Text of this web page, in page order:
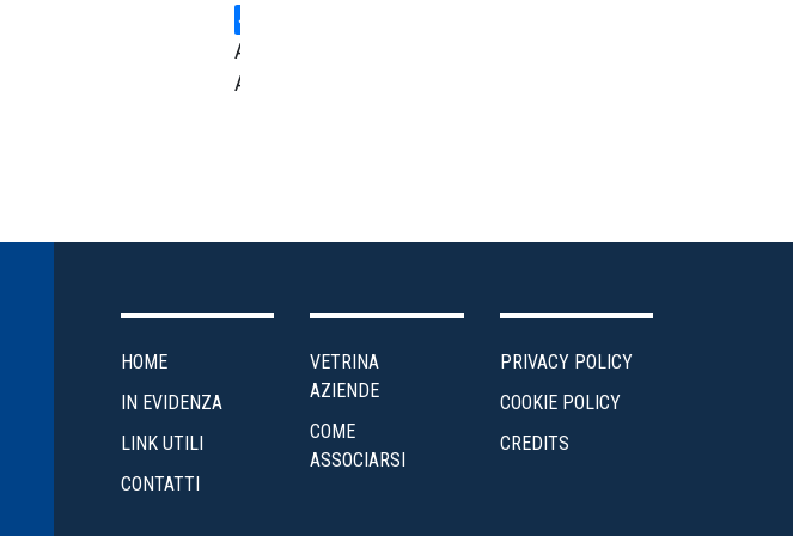
Area
Amministrativa
Credito
Energia
d'Impresa
HOME
IN EVIDENZA
LINK UTILI
CONTATTI
VETRINA
AZIENDE
COME
ASSOCIARSI
PRIVACY POLICY
COOKIE POLICY
CREDITS